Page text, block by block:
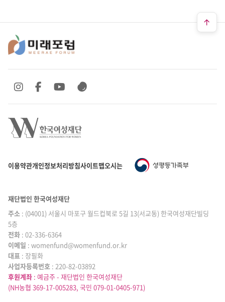
이용약관개인정보처리방침사이트맵오시는 길
SNS 바로가기
SNS 바로가기SNS 바로가기
SNS 바로가기
재단법인 한국여성재단
주소 : (04001) 서울시 마포구 월드컵북로 5길 13(서교동) 한국여성재단빌딩
5층
전화 : 02-336-6364
|
이메일 : womenfund@womenfund.or.kr
|
대표 : 장필화
|
사업자등록번호 : 220-82-03892
후원계좌 : 예금주 - 재단법인 한국여성재단
(NH농협 369-17-005283, 국민 079-01-0405-971)